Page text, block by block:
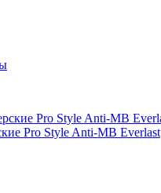
Pro Style Anti-MB Everlast